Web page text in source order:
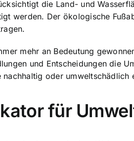
die Land- und
werden. Der ökologische
mehr an Bedeutung
und Entscheidungen die
oder umweltschädlich
für